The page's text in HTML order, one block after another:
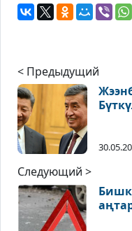
< Предыдущий
Следующий >